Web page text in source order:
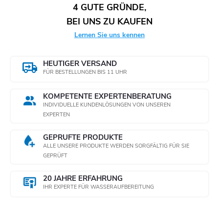
4 GUTE GRÜNDE,
BEI UNS ZU KAUFEN
Lernen Sie uns kennen
HEUTIGER VERSAND
FÜR BESTELLUNGEN BIS 11 UHR
KOMPETENTE EXPERTENBERATUNG
INDIVIDUELLE KUNDENLÖSUNGEN VON UNSEREN
EXPERTEN
GEPRÜFTE PRODUKTE
ALLE UNSERE PRODUKTE WERDEN SORGFÄLTIG FÜR SIE
GEPRÜFT
20 JAHRE ERFAHRUNG
IHR EXPERTE FÜR WASSERAUFBEREITUNG